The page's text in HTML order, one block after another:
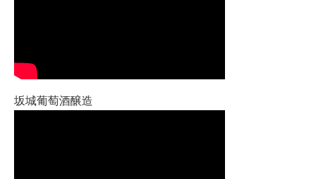
坂城葡萄酒醸造